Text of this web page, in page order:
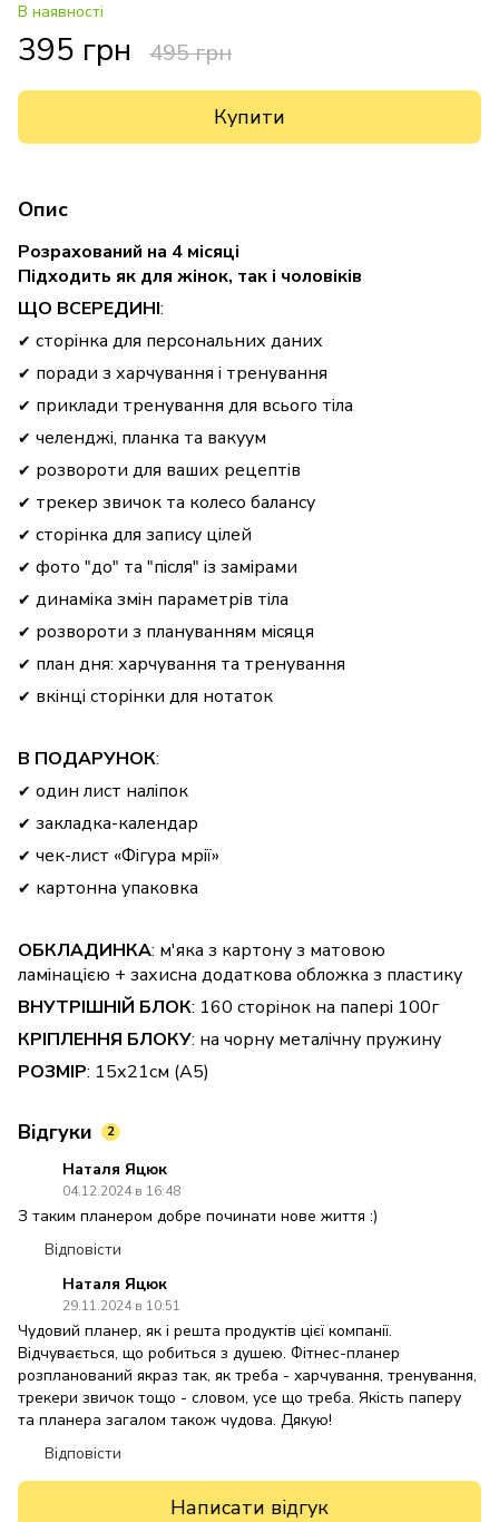
В наявності
395 грн 495 грн
Купити
Опис
Розрахований на 4 місяці
Підходить як для жінок, так і чоловіків
ЩО ВСЕРЕДИНІ:
✔ сторінка для персональних даних
✔ поради з харчування і тренування
✔ приклади тренування для всього тіла
✔ челенджі, планка та вакуум
✔ розвороти для ваших рецептів
✔ трекер звичок та колесо балансу
✔ сторінка для запису цілей
✔ фото "до" та "після" із замірами
✔ динаміка змін параметрів тіла
✔ розвороти з плануванням місяця
✔ план дня: харчування та тренування
✔ вкінці сторінки для нотаток
В ПОДАРУНОК:
✔ один лист наліпок
✔ закладка-календар
✔ чек-лист «Фігура мрії»
✔ картонна упаковка
ОБКЛАДИНКА: м'яка з картону з матовою
ламінацією + захисна додаткова обложка з пластику
ВНУТРІШНІЙ БЛОК: 160 сторінок на папері 100г
КРІПЛЕННЯ БЛОКУ: на чорну металічну пружину
РОЗМІР: 15х21см (А5)
Відгуки 2
Наталя Яцюк
04.12.2024 в 16:48
З таким планером добре починати нове життя :)
Відповісти
Наталя Яцюк
29.11.2024 в 10:51
Чудовий планер, як і решта продуктів цієї компанії.
Відчувається, що робиться з душею. Фітнес-планер
розпланований якраз так, як треба - харчування, тренування,
трекери звичок тощо - словом, усе що треба. Якість паперу
та планера загалом також чудова. Дякую!
Відповісти
Написати відгук